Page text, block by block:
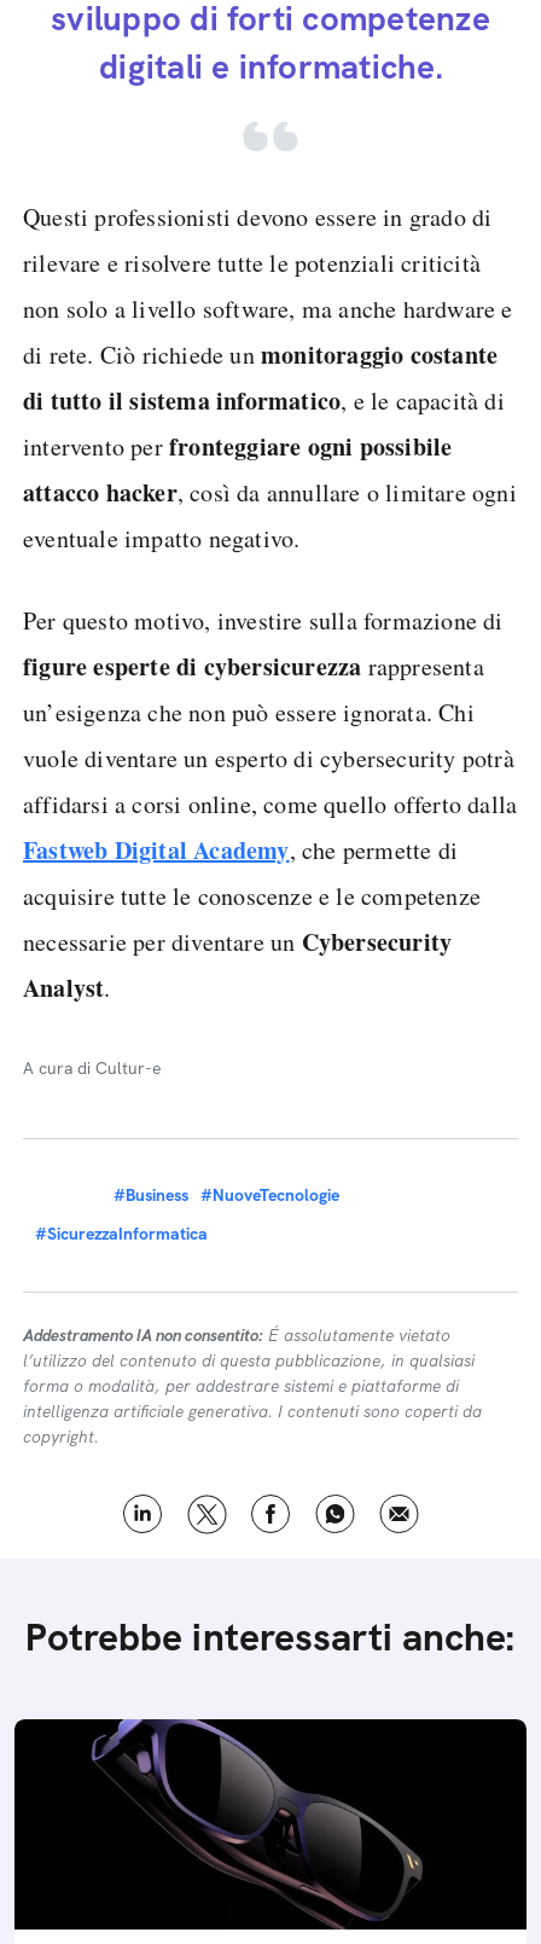
sviluppo di forti competenze
digitali e informatiche.
Questi professionisti devono essere in grado di
rilevare e risolvere tutte le potenziali criticità
non solo a livello software, ma anche hardware e
di rete. Ciò richiede unmonitoraggio costante
di tutto il sistema informatico, e le capacità di
intervento perfronteggiare ogni possibile
attacco hacker, così da annullare o limitare ogni
eventuale impatto negativo.
Per questo motivo, investire sulla formazione di
figure esperte di cybersicurezza rappresenta
un’esigenza che non può essere ignorata. Chi
vuole diventare un esperto di cybersecurity potrà
affidarsi a corsi online, come quello offerto dalla
Fastweb Digital Academy, che permette di
acquisire tutte le conoscenze e le competenze
necessarie per diventare un Cybersecurity
Analyst.
A cura di Cultur-e
#Business #NuoveTecnologie
#SicurezzaInformatica
Addestramento IA non consentito: É assolutamente vietato
l’utilizzo del contenuto di questa pubblicazione, in qualsiasi
forma o modalità, per addestrare sistemi e piattaforme di
intelligenza artificiale generativa. I contenuti sono coperti da
copyright.
Potrebbe interessarti anche: